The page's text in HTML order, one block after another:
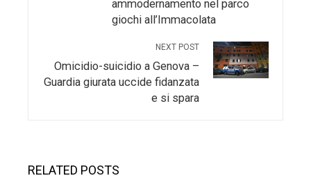
ammodernamento nel parco
giochi all’Immacolata
NEXT POST
Omicidio-suicidio a Genova –
Guardia giurata uccide fidanzata
e si spara
RELATED POSTS